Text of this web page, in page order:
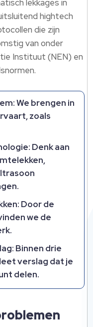
lekkages in
hightech
die zijn
van onder
Instituut (NEN) en
: We brengen in
zoals
: Denk aan
: Door de
we de
: Binnen drie
verslag dat je
delen.